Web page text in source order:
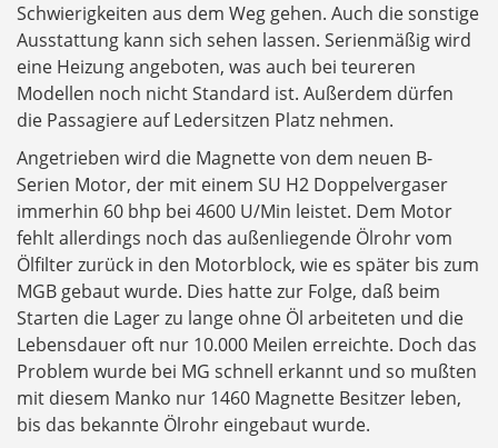
Schwierigkeiten aus dem Weg gehen. Auch die sonstige
Ausstattung kann sich sehen lassen. Serienmäßig wird
eine Heizung angeboten, was auch bei teureren
Modellen noch nicht Standard ist. Außerdem dürfen
die Passagiere auf Ledersitzen Platz nehmen.
Angetrieben wird die Magnette von dem neuen B-
Serien Motor, der mit einem SU H2 Doppelvergaser
immerhin 60 bhp bei 4600 U/Min leistet. Dem Motor
fehlt allerdings noch das außenliegende Ölrohr vom
Ölfilter zurück in den Motorblock, wie es später bis zum
MGB gebaut wurde. Dies hatte zur Folge, daß beim
Starten die Lager zu lange ohne Öl arbeiteten und die
Lebensdauer oft nur 10.000 Meilen erreichte. Doch das
Problem wurde bei MG schnell erkannt und so mußten
mit diesem Manko nur 1460 Magnette Besitzer leben,
bis das bekannte Ölrohr eingebaut wurde.